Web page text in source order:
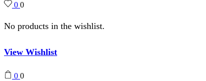
0 0
No products in the wishlist.
View Wishlist
0 0